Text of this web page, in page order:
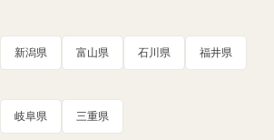
新潟県 富山県 石川県 福井県
岐阜県 三重県